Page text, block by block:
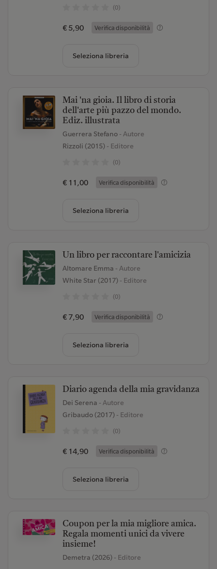
(0)
€ 5,90 Verifica disponibilità
Seleziona libreria
Mai 'na gioia. Il libro di storia
dell'arte più pazzo del mondo.
Ediz. illustrata
Guerrera Stefano - Autore
Rizzoli (2015)- Editore
(0)
€ 11,00 Verifica disponibilità
Seleziona libreria
Un libro per raccontare l'amicizia
Altomare Emma - Autore
White Star (2017)- Editore
(0)
€ 7,90 Verifica disponibilità
Seleziona libreria
Diario agenda della mia gravidanza
Dei Serena - Autore
Gribaudo (2017)- Editore
(0)
€ 14,90 Verifica disponibilità
Seleziona libreria
Coupon per la mia migliore amica.
Regala momenti unici da vivere
insieme!
Demetra (2026)- Editore